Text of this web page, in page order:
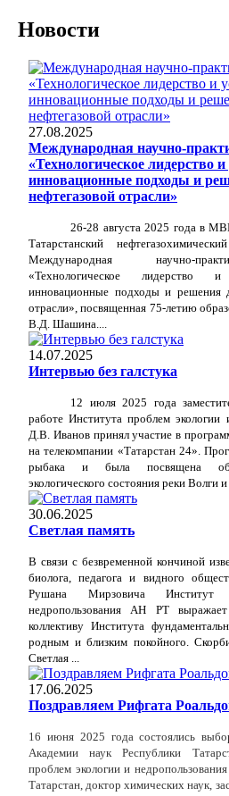
Новости
27.08.2025
Международная научно-
«Технологическое лидерство
инновационные подходы и
нефтегазовой отрасли»
26-28 августа 2025 года в
Татарстанский
Международная научно-
«Технологическое лидерство
инновационные подходы и решения
отрасли», посвященная 75-летию
В.Д. Шашина....
14.07.2025
Интервью без галстука
12 июля 2025 года
работе Института проблем
Д.В. Иванов принял участие в
на телекомпании «Татарстан 24».
рыбака и была посвящена
экологического состояния реки Волги
30.06.2025
Светлая память
В связи с безвременной кончиной
биолога, педагога и видного
Рушана Мирзовича
недропользования АН РТ выражает
коллективу Института
родным и близким покойного.
Светлая ...
17.06.2025
Поздравляем Рифгата
16 июня 2025 года состоялись
Академии наук Республики
проблем экологии и
Татарстан, доктор химических наук,